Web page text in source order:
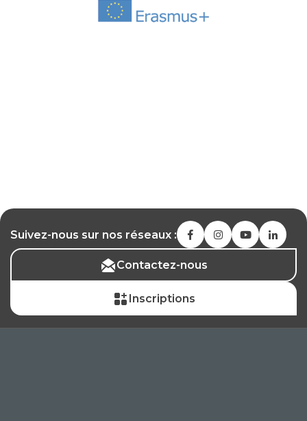
Suivez-nous sur nos réseaux :
Contactez-nous
Inscriptions